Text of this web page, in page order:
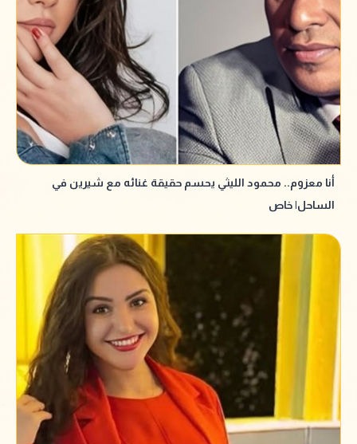
أنا معزوم.. محمود الليثي يحسم حقيقة غنائه مع شيرين في
الساحل| خاص